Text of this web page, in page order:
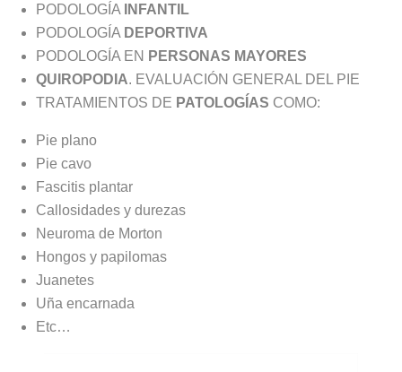
PODOLOGÍA
INFANTIL
PODOLOGÍA DEPORTIVA
PODOLOGÍA EN PERSONAS MAYORES
QUIROPODIA. EVALUACIÓN GENERAL DEL PIE
TRATAMIENTOS DE PATOLOGÍAS COMO:
Pie plano
Pie cavo
Fascitis plantar
Callosidades y durezas
Neuroma de Morton
Hongos y papilomas
Juanetes
Uña encarnada
Etc…